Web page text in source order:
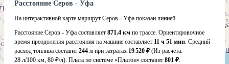
Расстояние Серов - Уфа
На интерактивной карте маршрут Серов - Уфа показан линией.
Расстояние Серов - Уфа составляет 871.4 км по трассе. Ориентировочное
время преодоления расстояния на машине составляет 11 ч 51 мин. Средний
расход топлива составит 244 л при затратах 19 520 ₽ (Из расчёта:
28 л/100 км, 80 ₽/л). Плата по системе «Платон» составит 801 ₽.